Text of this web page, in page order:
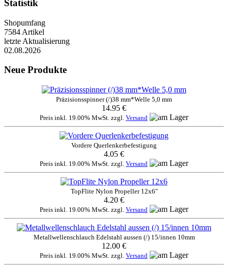
Statistik
Shopumfang
7584 Artikel
letzte Aktualisierung
02.08.2026
Neue Produkte
Präzisionsspinner (/)38 mm*Welle 5,0 mm
14.95 €
Preis inkl. 19.00% MwSt. zzgl. Versand
Vordere Querlenkerbefestigung
4.05 €
Preis inkl. 19.00% MwSt. zzgl. Versand
TopFlite Nylon Propeller 12x6"
4.20 €
Preis inkl. 19.00% MwSt. zzgl. Versand
Metallwellenschlauch Edelstahl aussen (/) 15/innen 10mm
12.00 €
Preis inkl. 19.00% MwSt. zzgl. Versand